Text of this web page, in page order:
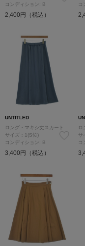
コンディション: B
2,400円（税込）
コ
UNTITLED
ロング・マキシ丈スカート
サイズ：1(S位)
コンディション: B
3,400円（税込）
ロ
サ
コ